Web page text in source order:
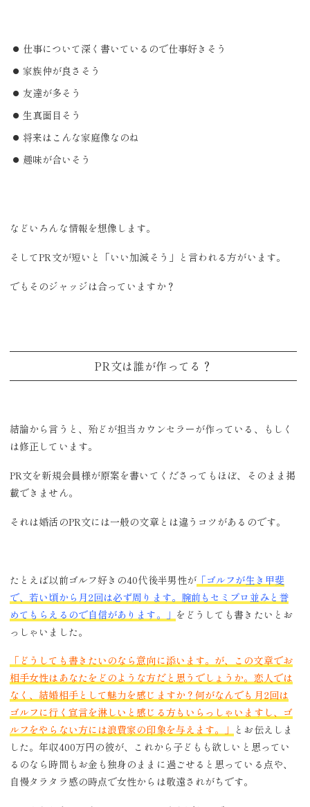
仕事について深く書いているので仕事好きそう
家族仲が良さそう
友達が多そう
生真面目そう
将来はこんな家庭像なのね
趣味が合いそう
などいろんな情報を想像します。
そしてPR文が短いと「いい加減そう」と言われる方がいます。
でもそのジャッジは合っていますか？
PR文は誰が作ってる？
結論から言うと、殆どが担当カウンセラーが作っている、もしく
は修正しています。
PR文を新規会員様が原案を書いてくださってもほぼ、そのまま掲
載できません。
それは婚活のPR文には一般の文章とは違うコツがあるのです。
たとえば以前ゴルフ好きの40代後半男性が 「ゴルフが生き甲斐
で、若い頃から月2回は必ず周ります。腕前もセミプロ並みと誉
めてもらえるので自信があります。」 をどうしても書きたいとお
っしゃいました。
「どうしても書きたいのなら意向に添います。が、この文章でお
相手女性はあなたをどのような方だと思うでしょうか。恋人では
なく、結婚相手として魅力を感じますか？何がなんでも月2回は
ゴルフに行く宣言を淋しいと感じる方もいらっしゃいますし、ゴ
ルフをやらない方には浪費家の印象を与えます。」 とお伝えしま
した。年収400万円の彼が、これから子どもも欲しいと思ってい
るのなら時間もお金も独身のままに過ごせると思っている点や、
自慢タラタラ感の時点で女性からは敬遠されがちです。